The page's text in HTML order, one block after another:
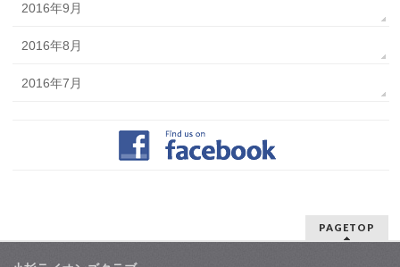
2016年9月
2016年8月
2016年7月
PAGETOP